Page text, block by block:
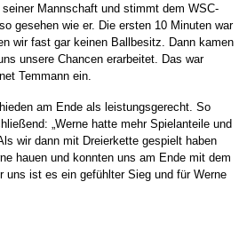
Mannschaft und stimmt dem WSC-
gesehen wie er. Die ersten 10 Minuten war
wir fast gar keinen Ballbesitz. Dann kamen
unsere Chancen erarbeitet. Das war
Temmann ein.
am Ende als leistungsgerecht. So
„Werne hatte mehr Spielanteile und
wir dann mit Dreierkette gespielt haben
hauen und konnten uns am Ende mit dem
uns ist es ein gefühlter Sieg und für Werne